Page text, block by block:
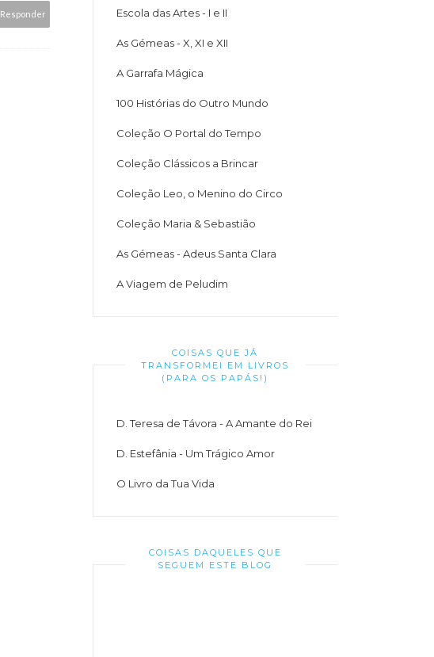
Responder Escola das Artes - I e II
As Gémeas - X, XI e XII
A Garrafa Mágica
100 Histórias do Outro Mundo
Coleção O Portal do Tempo
Coleção Clássicos a Brincar
Coleção Leo, o Menino do Circo
Coleção Maria & Sebastião
As Gémeas - Adeus Santa Clara
A Viagem de Peludim
COISAS QUE JÁ
TRANSFORMEI EM LIVROS
(PARA OS PAPÁS!)
D. Teresa de Távora - A Amante do Rei
D. Estefânia - Um Trágico Amor
O Livro da Tua Vida
COISAS DAQUELES QUE
SEGUEM ESTE BLOG